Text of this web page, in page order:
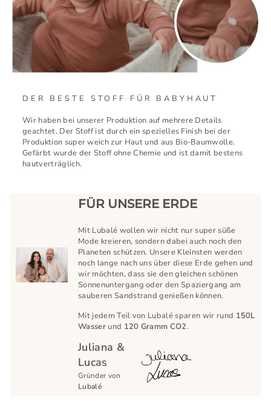
DER BESTE STOFF FÜR BABYHAUT
Wir haben bei unserer Produktion auf mehrere Details
geachtet. Der Stoff ist durch ein spezielles Finish bei der
Produktion super weich zur Haut und aus Bio-Baumwolle.
Gefärbt wurde der Stoff ohne Chemie und ist damit bestens
hautverträglich.
FÜR UNSERE ERDE
Mit Lubalé wollen wir nicht nur super süße
Mode kreieren, sondern dabei auch noch den
Planeten schützen. Unsere Kleinsten werden
noch lange nach uns über diese Erde gehen und
wir möchten, dass sie den gleichen schönen
Sonnenuntergang oder den Spaziergang am
sauberen Sandstrand genießen können.
Mit jedem Teil von Lubalé sparen wir rund 150L
Wasserund 120 Gramm CO2.
Juliana &
Lucas
Gründer von
Lubalé